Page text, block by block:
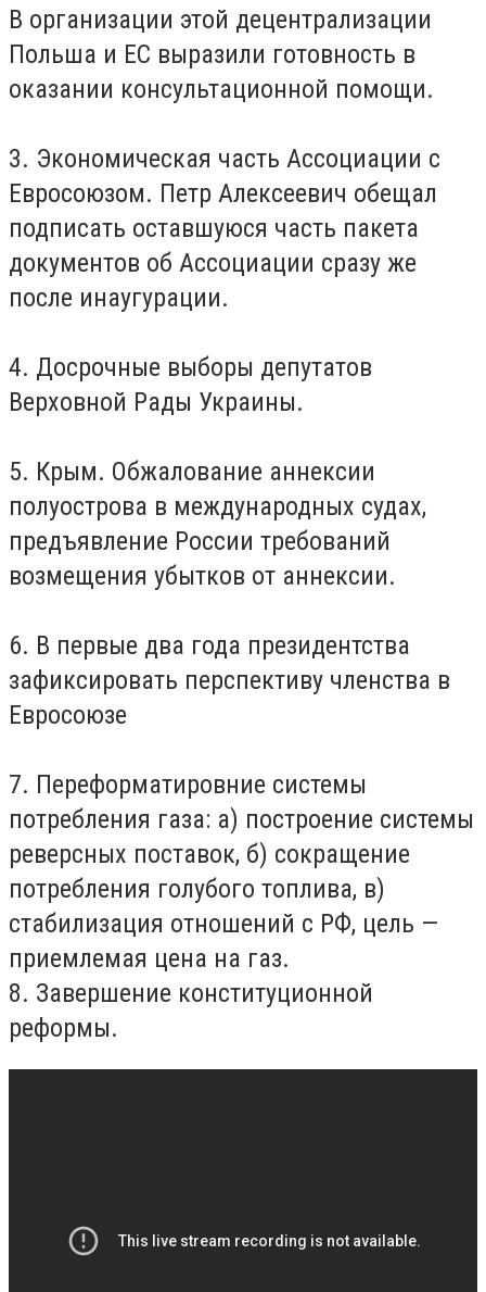
В организации этой децентрализации
Польша и ЕС выразили готовность в
оказании консультационной помощи.
3. Экономическая часть Ассоциации с
Евросоюзом. Петр Алексеевич обещал
подписать оставшуюся часть пакета
документов об Ассоциации сразу же
после инаугурации.
4. Досрочные выборы депутатов
Верховной Рады Украины.
5. Крым. Обжалование аннексии
полуострова в международных судах,
предъявление России требований
возмещения убытков от аннексии.
6. В первые два года президентства
зафиксировать перспективу членства в
Евросоюзе
7. Переформатировние системы
потребления газа: а) построение системы
реверсных поставок, б) сокращение
потребления голубого топлива, в)
стабилизация отношений с РФ, цель —
приемлемая цена на газ.
8. Завершение конституционной
реформы.